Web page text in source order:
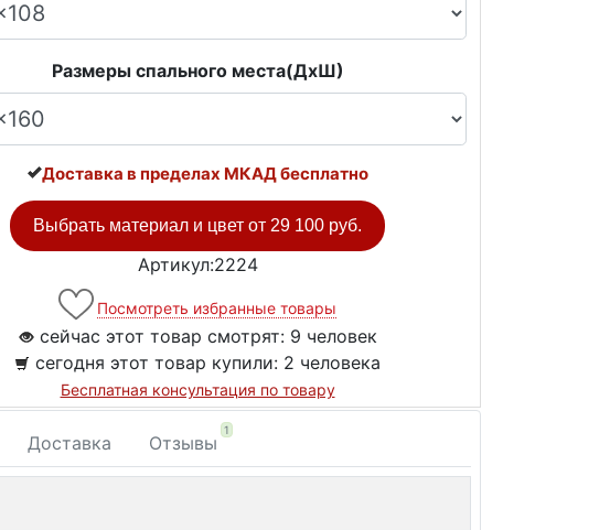
Размеры спального места(ДxШ)
Доставка в пределах МКАД бесплатно
Выбрать материал и цвет от 29 100 руб.
Артикул:2224
Посмотреть избранные товары
сейчас этот товар смотрят: 9 человек
сегодня этот товар купили: 2 человека
Бесплатная консультация по товару
Доставка Отзывы
1